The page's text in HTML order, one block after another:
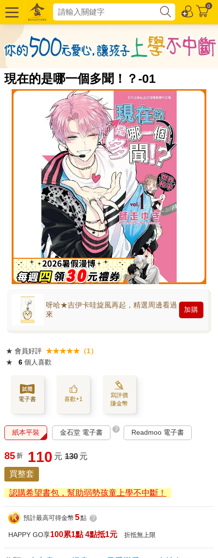
0
現在的是哪一個多聞！？-01
呀哈★吉伊卡哇旋風再起，精選周邊看過
來
加購
★ 會員好評 ★★★★★（1）
★
6 個人喜歡
電子書 喜歡+1
寫評價
賺金幣
紙本平裝 金石堂 電子書 ? Readmoo 電子書
85 折 110 元 130 元
買整套
認購希望書包，幫助弱勢孩童上學不中斷！
預計最高可得金幣 5點 ?
HAPPY GO享100累1點 4點抵1元 折抵無上限